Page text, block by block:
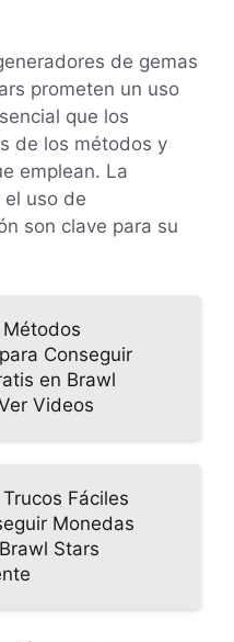
de gemas
prometen un uso
que los
de los métodos y
emplean. La
uso de
son clave para su
Conseguir
en Brawl
Videos
Fáciles
Monedas
Stars